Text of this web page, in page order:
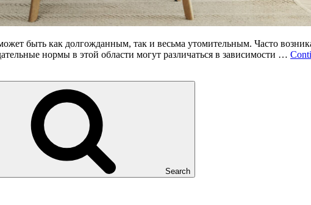
быть как долгожданным, так и весьма утомительным. Часто
нормы в этой области могут различаться в зависимости …
Search